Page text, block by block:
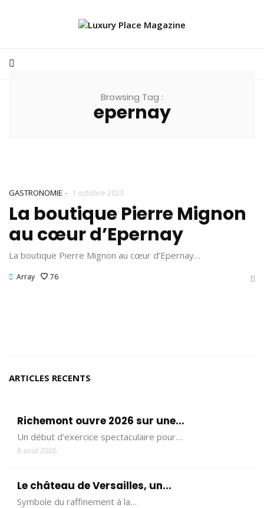
Browsing Tag :
epernay
GASTRONOMIE - 1 octobre 2023
La boutique Pierre Mignon
au cœur d’Epernay
La boutique Pierre Mignon au cœur d’Epernay…
Array 76
ARTICLES RECENTS
Richemont ouvre 2026 sur une...
Un début d’exercice spectaculaire pour…
8 août 2026
Le château de Versailles, un...
Symbole du raffinement à la…